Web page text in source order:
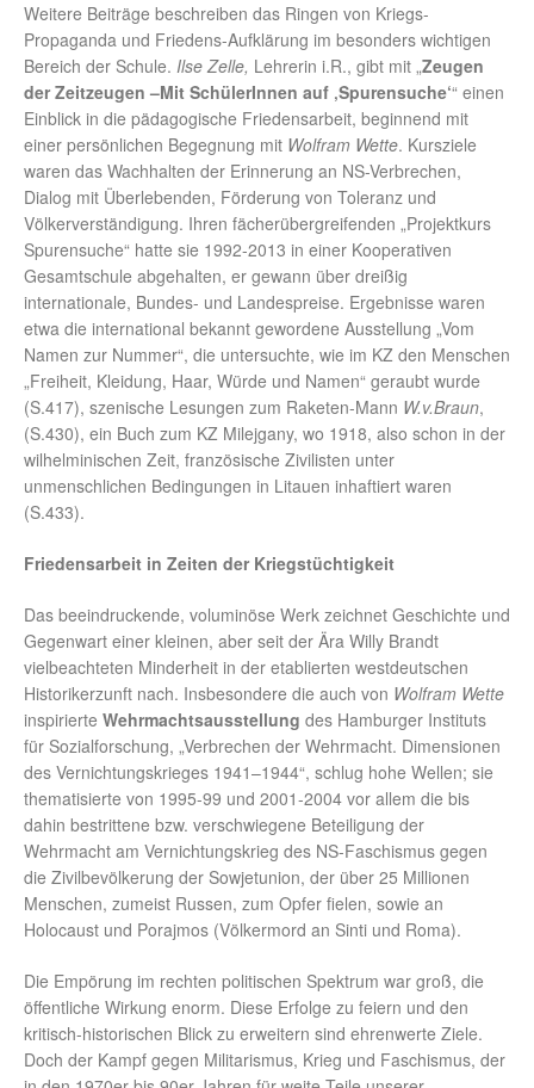
Weitere Beiträge beschreiben das Ringen von Kriegs-
Propaganda und Friedens-Aufklärung im besonders wichtigen
Bereich der Schule. Ilse Zelle, Lehrerin i.R., gibt mit „Zeugen
der Zeitzeugen –Mit SchülerInnen auf ‚Spurensuche‘“ einen
Einblick in die pädagogische Friedensarbeit, beginnend mit
einer persönlichen Begegnung mit Wolfram Wette. Kursziele
waren das Wachhalten der Erinnerung an NS-Verbrechen,
Dialog mit Überlebenden, Förderung von Toleranz und
Völkerverständigung. Ihren fächerübergreifenden „Projektkurs
Spurensuche“ hatte sie 1992-2013 in einer Kooperativen
Gesamtschule abgehalten, er gewann über dreißig
internationale, Bundes- und Landespreise. Ergebnisse waren
etwa die international bekannt gewordene Ausstellung „Vom
Namen zur Nummer“, die untersuchte, wie im KZ den Menschen
„Freiheit, Kleidung, Haar, Würde und Namen“ geraubt wurde
(S.417), szenische Lesungen zum Raketen-Mann W.v.Braun,
(S.430), ein Buch zum KZ Milejgany, wo 1918, also schon in der
wilhelminischen Zeit, französische Zivilisten unter
unmenschlichen Bedingungen in Litauen inhaftiert waren
(S.433).
Friedensarbeit in Zeiten der Kriegstüchtigkeit
Das beeindruckende, voluminöse Werk zeichnet Geschichte und
Gegenwart einer kleinen, aber seit der Ära Willy Brandt
vielbeachteten Minderheit in der etablierten westdeutschen
Historikerzunft nach. Insbesondere die auch von Wolfram Wette
inspirierte Wehrmachtsausstellung des Hamburger Instituts
für Sozialforschung, „Verbrechen der Wehrmacht. Dimensionen
des Vernichtungskrieges 1941–1944“, schlug hohe Wellen; sie
thematisierte von 1995-99 und 2001-2004 vor allem die bis
dahin bestrittene bzw. verschwiegene Beteiligung der
Wehrmacht am Vernichtungskrieg des NS-Faschismus gegen
die Zivilbevölkerung der Sowjetunion, der über 25 Millionen
Menschen, zumeist Russen, zum Opfer fielen, sowie an
Holocaust und Porajmos (Völkermord an Sinti und Roma).
Die Empörung im rechten politischen Spektrum war groß, die
öffentliche Wirkung enorm. Diese Erfolge zu feiern und den
kritisch-historischen Blick zu erweitern sind ehrenwerte Ziele.
Doch der Kampf gegen Militarismus, Krieg und Faschismus, der